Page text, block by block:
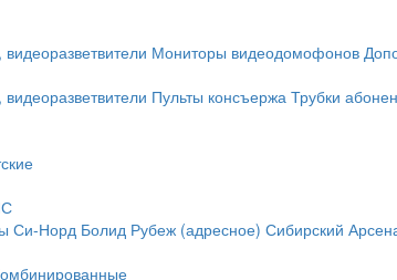
Мониторы видеодомофонов
Пульты консъержа Трубки
Си-Норд Болид Рубеж (адресное) Сибирский